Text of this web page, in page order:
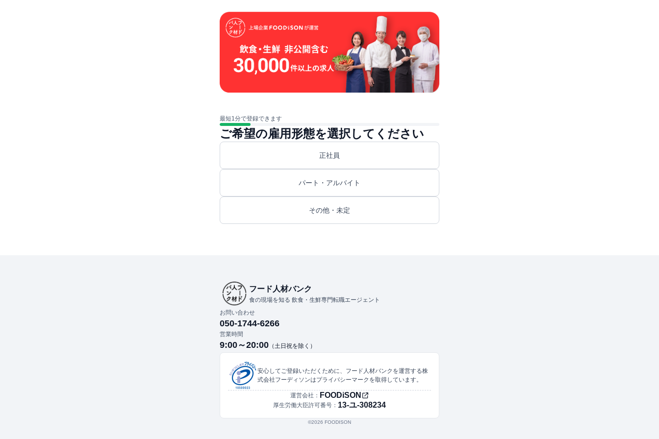
最短1分で登録できます
ご希望の雇用形態を選択してください
正社員
パート・アルバイト
その他・未定
フード人材バンク
食の現場を知る 飲食・生鮮専門転職エージェント
お問い合わせ
050-1744-6266
営業時間
9:00～20:00 （土日祝を除く）
安心してご登録いただくために、フード人材バンクを運営する株
式会社フーディソンはプライバシーマークを取得しています。
運営会社： FOODiSON
厚生労働大臣許可番号： 13-ユ-308234
©︎2026 FOODISON